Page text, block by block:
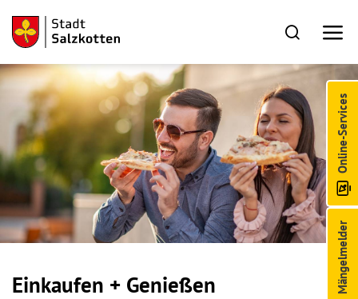
Mängelmelder
Online-Services
Einkaufen + Genießen